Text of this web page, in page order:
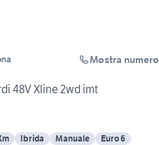
Mostra numero
48V Xline 2wd imt
Ibrida Manuale Euro 6